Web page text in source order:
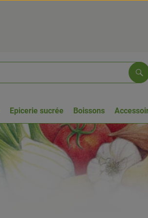
Epicerie sucrée Boissons